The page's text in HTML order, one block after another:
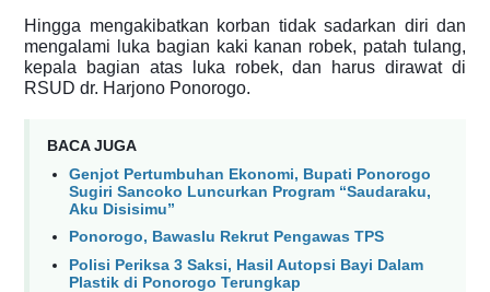
Hingga mengakibatkan korban tidak sadarkan diri dan
mengalami luka bagian kaki kanan robek, patah tulang,
kepala bagian atas luka robek, dan harus dirawat di
RSUD dr. Harjono Ponorogo.
BACA JUGA
Genjot Pertumbuhan Ekonomi, Bupati Ponorogo
Sugiri Sancoko Luncurkan Program “Saudaraku,
Aku Disisimu”
Ponorogo, Bawaslu Rekrut Pengawas TPS
Polisi Periksa 3 Saksi, Hasil Autopsi Bayi Dalam
Plastik di Ponorogo Terungkap